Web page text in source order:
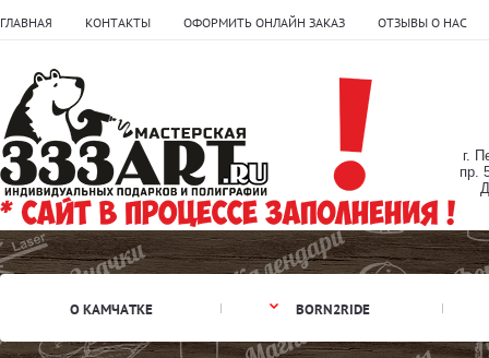
ГЛАВНАЯ КОНТАКТЫ ОФОРМИТЬ ОНЛАЙН ЗАКАЗ ОТЗЫВЫ О НАС
г.
пр.
О КАМЧАТКЕ BORN2RIDE